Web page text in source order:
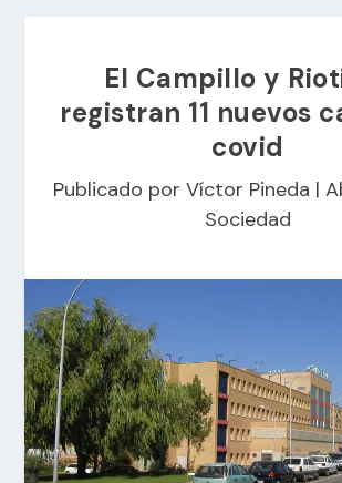
El Campillo y
registran 11 nuevos
covid
Publicado por Víctor Pineda |
Sociedad